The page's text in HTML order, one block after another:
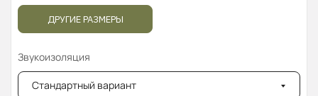
ДРУГИЕ РАЗМЕРЫ
Звукоизоляция
Стандартный вариант